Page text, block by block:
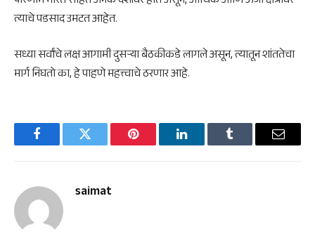
त्याचे पडसाद उमटत आहेत.
सध्या सर्वांचे लक्ष आगामी दुसऱ्या बैठकीकडे लागले असून, त्यातून शांततेचा
मार्ग निघतो का, हे पाहणे महत्त्वाचे ठरणार आहे.
FacebookTwitter Pinterest LinkedInTumblr Email
saimat